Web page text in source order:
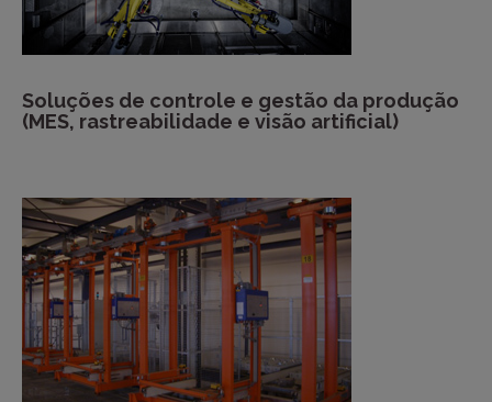
Soluções de controle e gestão da produção
(MES, rastreabilidade e visão artificial)